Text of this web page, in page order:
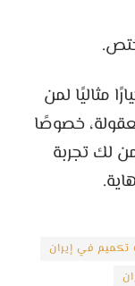
مثاليًا لمن
خصوصًا
لك تجربة
في إيران